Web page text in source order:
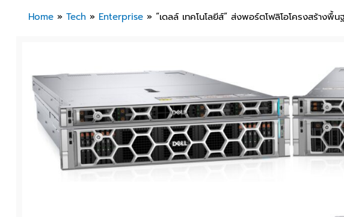
Home» Tech» Enterprise» “เดลล์ เทคโนโลยีส์” ส่งพอร์ตโฟลิโอโครงสร้างพื้